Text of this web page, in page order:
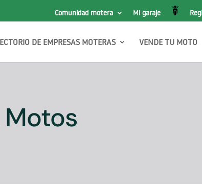
Comunidad motera Mi garaje
DE EMPRESAS MOTERAS VENDE TU MOTO
Motos